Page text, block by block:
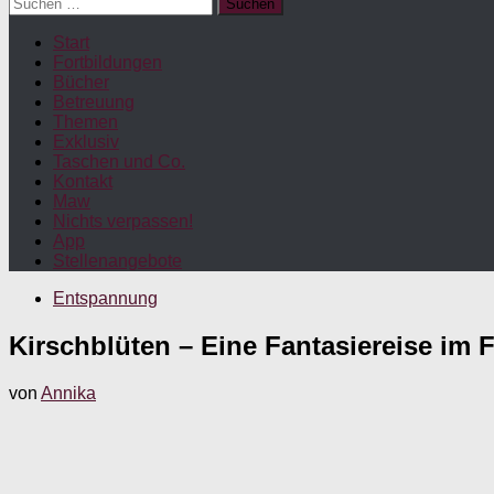
nach:
Start
Fortbildungen
Bücher
Betreuung
Themen
Exklusiv
Taschen und Co.
Kontakt
Maw
Nichts verpassen!
App
Stellenangebote
Entspannung
Kirschblüten – Eine Fantasiereise im
von Annika